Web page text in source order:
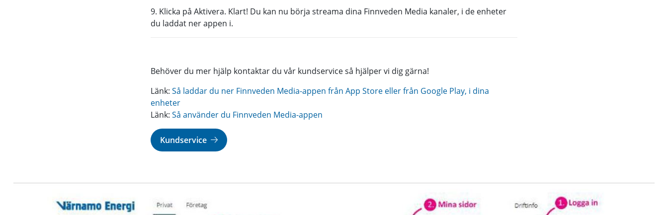
9. Klicka på Aktivera. Klart! Du kan nu börja streama dina Finnveden Media kanaler, i de enheter
du laddat ner appen i.
Behöver du mer hjälp kontaktar du vår kundservice så hjälper vi dig gärna!
Länk: Så laddar du ner Finnveden Media-appen från App Store eller från Google Play, i dina
enheter
Länk: Så använder du Finnveden Media-appen
Kundservice